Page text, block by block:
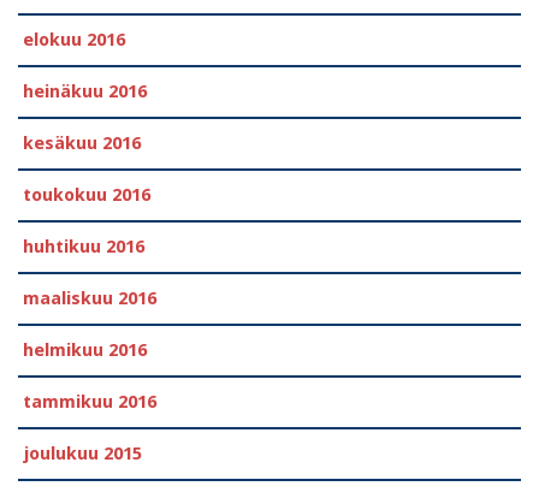
elokuu 2016
heinäkuu 2016
kesäkuu 2016
toukokuu 2016
huhtikuu 2016
maaliskuu 2016
helmikuu 2016
tammikuu 2016
joulukuu 2015